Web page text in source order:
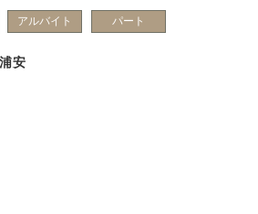
アルバイト パート
安